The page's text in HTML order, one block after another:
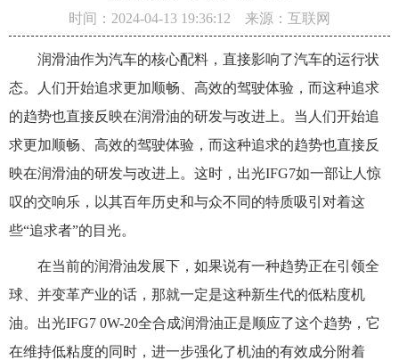
时间：2024-04-13 19:36:12 来源：互联网
润滑油作为汽车的核心配料，直接影响了汽车的运行状
态。人们开始追求更加顺畅、高效的驾驶体验，而这种追求
的趋势也直接反映在润滑油的研发与改进上。当人们开始追
求更加顺畅、高效的驾驶体验，而这种追求的趋势也直接反
映在润滑油的研发与改进上。这时，出光IFG7如一部让人惊
叹的交响乐，以其百年历史和与众不同的特质吸引对着这
些“追求者”的目光。
在当前的润滑油发展下，如果说有一种趋势正在引领全
球、并变革产业的话，那就一定是这种新生代的低粘度机
油。出光IFG7 0W-20全合成润滑油正是顺应了这个趋势，它
在维持低粘度的同时，进一步强化了机油的有效成分附着